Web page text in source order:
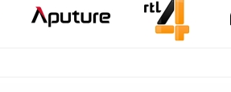
professionele fotoshoots
en ze zijn makkelijk in
en beschikken over instellampen, waarmee het
Bij de topmodellen kunt u de instelverlichting